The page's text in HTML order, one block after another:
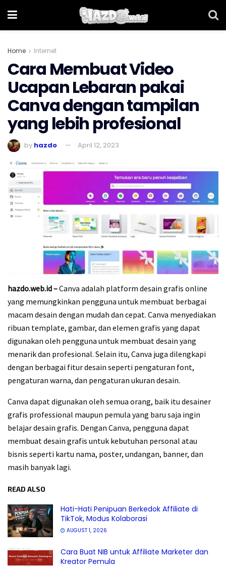
Home Internet
Cara Membuat Video
Ucapan Lebaran pakai
Canva dengan tampilan
yang lebih profesional
by hazdo April 12, 2023
hazdo.web.id –Canva adalah platform desain grafis online
yang memungkinkan pengguna untuk membuat berbagai
macam desain dengan mudah dan cepat. Canva menyediakan
ribuan template, gambar, dan elemen grafis yang dapat
digunakan oleh pengguna untuk membuat desain yang
menarik dan profesional. Selain itu, Canva juga dilengkapi
dengan berbagai fitur desain seperti pengaturan font,
pengaturan warna, dan pengaturan ukuran desain.
Canva dapat digunakan oleh semua orang, baik itu desainer
grafis professional maupun pemula yang baru saja ingin
belajar desain grafis. Dengan Canva, pengguna dapat
membuat desain grafis untuk kebutuhan personal atau
bisnis seperti kartu nama, poster, undangan, banner, dan
masih banyak lagi.
READ ALSO
Hati-Hati Penipuan Berkedok Affiliate di
TikTok, Modus Kolaborasi
AUGUST 1, 2026
Cara Buat NIB untuk Affiliate Marketer dan
Kreator Pemula